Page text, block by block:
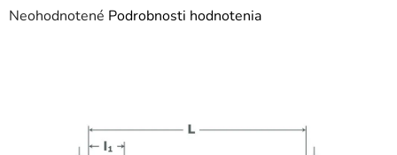
Priemerné
Neohodnotené Podrobnosti hodnotenia